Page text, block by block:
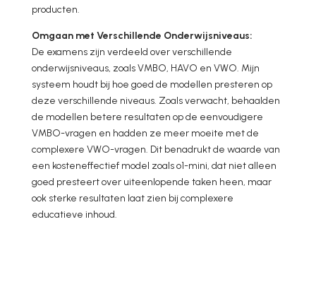
producten.
Omgaan met Verschillende Onderwijsniveaus:
De examens zijn verdeeld over verschillende
onderwijsniveaus, zoals VMBO, HAVO en VWO. Mijn
systeem houdt bij hoe goed de modellen presteren op
deze verschillende niveaus. Zoals verwacht, behaalden
de modellen betere resultaten op de eenvoudigere
VMBO-vragen en hadden ze meer moeite met de
complexere VWO-vragen. Dit benadrukt de waarde van
een kosteneffectief model zoals o1-mini, dat niet alleen
goed presteert over uiteenlopende taken heen, maar
ook sterke resultaten laat zien bij complexere
educatieve inhoud.